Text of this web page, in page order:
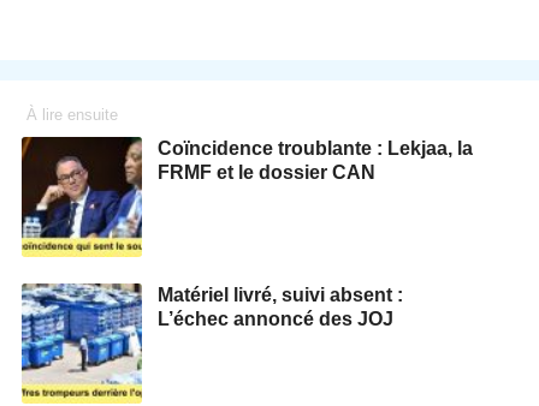
À lire ensuite
Coïncidence troublante : Lekjaa, la
FRMF et le dossier CAN
Matériel livré, suivi absent :
L’échec annoncé des JOJ